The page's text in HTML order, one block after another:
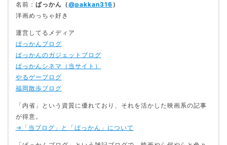
名前： ぱっかん（@pakkan316 ）
洋画めっちゃ好き
運営してるメディア
ぱっかんブログ
ぱっかんのガジェットブログ
ぱっかんシネマ（当サイト）
やるゲーブログ
福岡散歩ブログ
「内省」という資質に優れており、それを活かした映画系の記事
が得意。
→「当ブログ」と「ぱっかん」について